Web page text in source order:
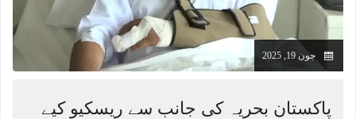
جون 19, 2025
پاکستان بحریہ کی جانب سے ریسکیو کیے